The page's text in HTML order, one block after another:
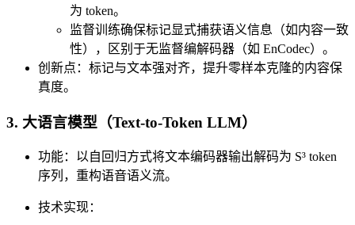
为 token。
监督训练确保标记显式捕获语义信息（如内容一致
性），区别于无监督编解码器（如 EnCodec）。
​​创新点​​：标记与文本强对齐，提升零样本克隆的内容保
真度。
3. ​​大语言模型（Text-to-Token LLM）​​
​​功能​​：以自回归方式将文本编码器输出解码为 S³ token
序列，重构语音语义流。
​​技术实现​​：